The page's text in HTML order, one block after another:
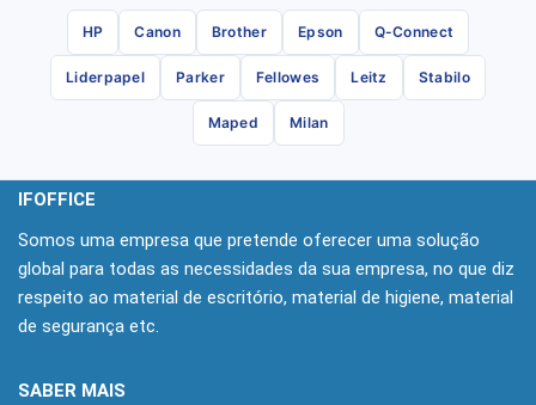
HP Canon Brother Epson Q-Connect
Liderpapel Parker Fellowes Leitz Stabilo
Maped Milan
IFOFFICE
Somos uma empresa que pretende oferecer uma solução
global para todas as necessidades da sua empresa, no que diz
respeito ao material de escritório, material de higiene, material
de segurança etc.
SABER MAIS